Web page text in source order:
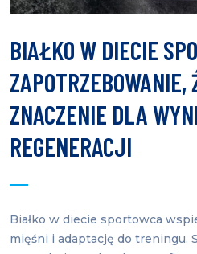
BIAŁKO W DIECIE
ZAPOTRZEBOWANIE,
ZNACZENIE DLA
REGENERACJI
Białko w diecie sportowca
mięśni i adaptację do treningu.